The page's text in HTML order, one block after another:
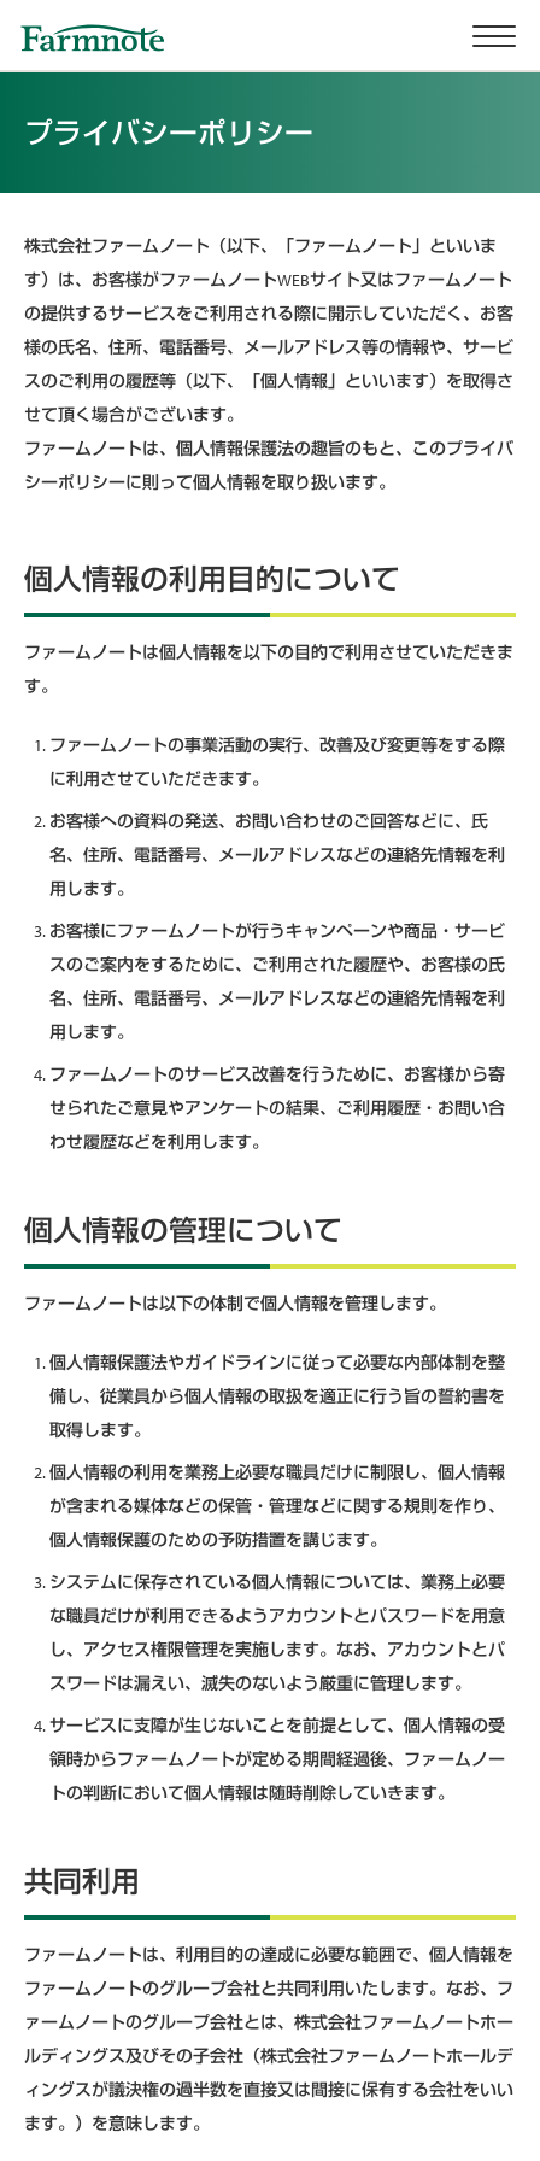
プライバシーポリシー
株式会社ファームノート（以下、「ファームノート」といいま
す）は、お客様がファームノートWEBサイト又はファームノート
の提供するサービスをご利用される際に開示していただく、お客
様の氏名、住所、電話番号、メールアドレス等の情報や、サービ
スのご利用の履歴等（以下、「個人情報」といいます）を取得さ
せて頂く場合がございます。
ファームノートは、個人情報保護法の趣旨のもと、このプライバ
シーポリシーに則って個人情報を取り扱います。
個人情報の利用目的について
ファームノートは個人情報を以下の目的で利用させていただきま
す。
ファームノートの事業活動の実行、改善及び変更等をする際
に利用させていただきます。
お客様への資料の発送、お問い合わせのご回答などに、氏
名、住所、電話番号、メールアドレスなどの連絡先情報を利
用します。
お客様にファームノートが行うキャンペーンや商品・サービ
スのご案内をするために、ご利用された履歴や、お客様の氏
名、住所、電話番号、メールアドレスなどの連絡先情報を利
用します。
ファームノートのサービス改善を行うために、お客様から寄
せられたご意見やアンケートの結果、ご利用履歴・お問い合
わせ履歴などを利用します。
個人情報の管理について
ファームノートは以下の体制で個人情報を管理します。
個人情報保護法やガイドラインに従って必要な内部体制を整
備し、従業員から個人情報の取扱を適正に行う旨の誓約書を
取得します。
個人情報の利用を業務上必要な職員だけに制限し、個人情報
が含まれる媒体などの保管・管理などに関する規則を作り、
個人情報保護のための予防措置を講じます。
システムに保存されている個人情報については、業務上必要
な職員だけが利用できるようアカウントとパスワードを用意
し、アクセス権限管理を実施します。なお、アカウントとパ
スワードは漏えい、滅失のないよう厳重に管理します。
サービスに支障が生じないことを前提として、個人情報の受
領時からファームノートが定める期間経過後、ファームノー
トの判断において個人情報は随時削除していきます。
共同利用
ファームノートは、利用目的の達成に必要な範囲で、個人情報を
ファームノートのグループ会社と共同利用いたします。なお、フ
ァームノートのグループ会社とは、株式会社ファームノートホー
ルディングス及びその子会社（株式会社ファームノートホールデ
ィングスが議決権の過半数を直接又は間接に保有する会社をいい
ます。）を意味します。